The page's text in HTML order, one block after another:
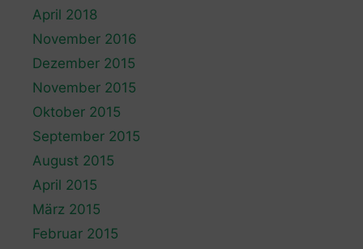
April 2018
November 2016
Dezember 2015
November 2015
Oktober 2015
September 2015
August 2015
April 2015
März 2015
Februar 2015